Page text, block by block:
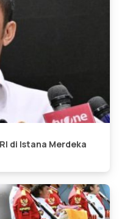
di Istana Merdeka